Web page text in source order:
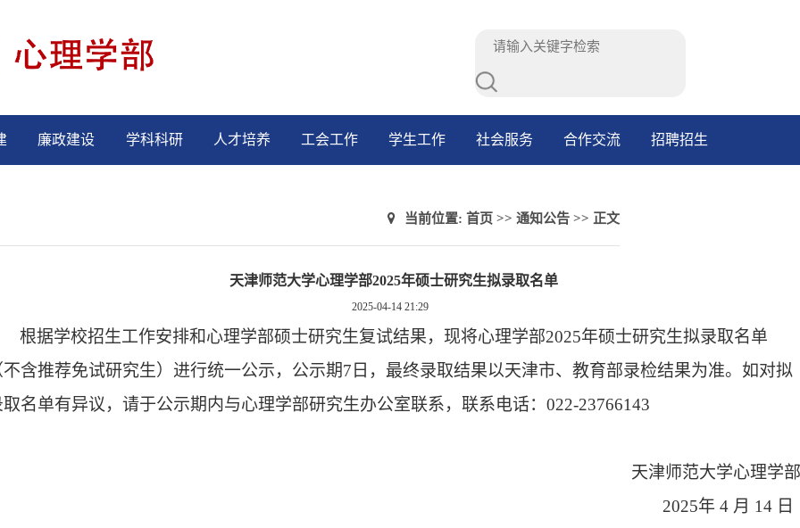
廉政建设 学科科研 人才培养 工会工作 学生工作 社会服务 合作交流 招聘招生
当前位置:首页 >>通知公告 >> 正文
天津师范大学心理学部2025年硕士研究生拟录取名单
2025-04-14 21:29
根据学校招生工作安排和心理学部硕士研究生复试结果，现将心理学部2025年硕士研究生拟录取名单
不含推荐免试研究生）进行统一公示，公示期7 日，最终录取结果以天津市、教育部录检结果为准。 如对拟
取名单有异议，请于公示期内与心理学部研究生办公室联系， 联系电话： 022-23766143
天津师范大学心理学部
2025年 4 月 14 日